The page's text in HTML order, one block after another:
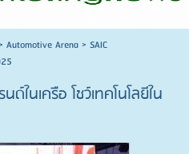
Automotive Arena> SAIC
ในเครือ โชว์เทคโนโลยีใน